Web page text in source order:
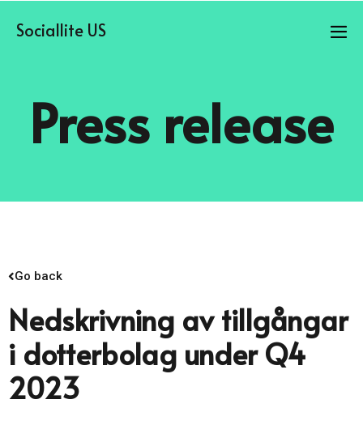
Sociallite US
Press release
Go back
Nedskrivning av tillgångar
i dotterbolag under Q4
2023